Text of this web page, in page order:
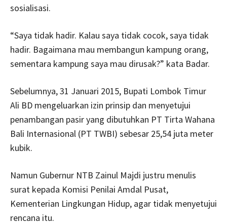
sosialisasi.
“Saya tidak hadir. Kalau saya tidak cocok, saya tidak
hadir. Bagaimana mau membangun kampung orang,
sementara kampung saya mau dirusak?” kata Badar.
Sebelumnya, 31 Januari 2015, Bupati Lombok Timur
Ali BD mengeluarkan izin prinsip dan menyetujui
penambangan pasir yang dibutuhkan PT Tirta Wahana
Bali Internasional (PT TWBI) sebesar 25,54 juta meter
kubik.
Namun Gubernur NTB Zainul Majdi justru menulis
surat kepada Komisi Penilai Amdal Pusat,
Kementerian Lingkungan Hidup, agar tidak menyetujui
rencana itu.